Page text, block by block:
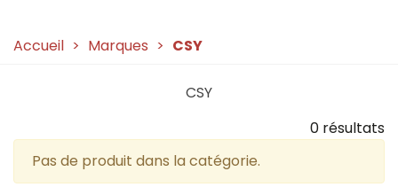
Accueil > Marques > CSY
CSY
0 résultats
Pas de produit dans la catégorie.